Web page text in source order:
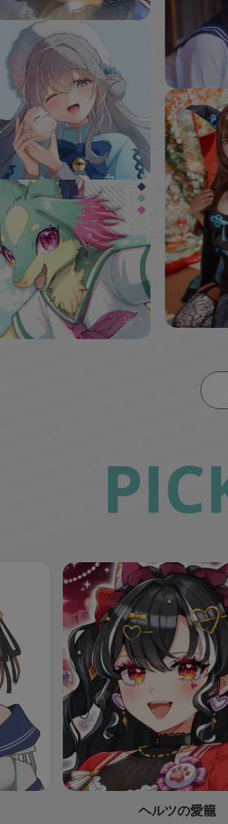
ヘルツの愛籠